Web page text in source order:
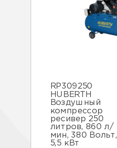
RP309250
HUBERTH
Воздушный
компрессор
ресивер 250
литров, 860 л/
мин, 380 Вольт,
5,5 кВт